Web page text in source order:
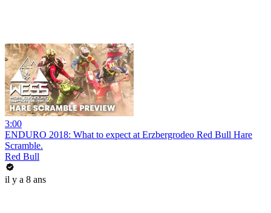
3:00
ENDURO 2018: What to expect at Erzbergrodeo Red Bull Hare
Scramble.
Red Bull
il y a 8 ans